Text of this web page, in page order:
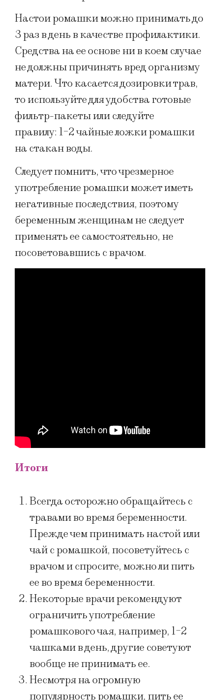
Настои ромашки можно принимать до
3 раз в день в качестве профилактики.
Средства на ее основе ни в коем случае
не должны причинять вред организму
матери. Что касается дозировки трав,
то используйте для удобства готовые
фильтр-пакеты или следуйте
правилу: 1-2 чайные ложки ромашки
на стакан воды.
Следует помнить, что чрезмерное
употребление ромашки может иметь
негативные последствия, поэтому
беременным женщинам не следует
применять ее самостоятельно, не
посоветовавшись с врачом.
Итоги
Всегда осторожно обращайтесь с
травами во время беременности.
Прежде чем принимать настой или
чай с ромашкой, посоветуйтесь с
врачом и спросите, можно ли пить
ее во время беременности.
Некоторые врачи рекомендуют
ограничить употребление
ромашкового чая, например, 1-2
чашками в день, другие советуют
вообще не принимать ее.
Несмотря на огромную
популярность ромашки, пить ее